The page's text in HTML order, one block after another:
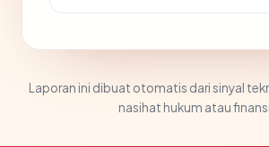
Laporan ini dibuat otomatis dari sinyal
nasihat hukum atau